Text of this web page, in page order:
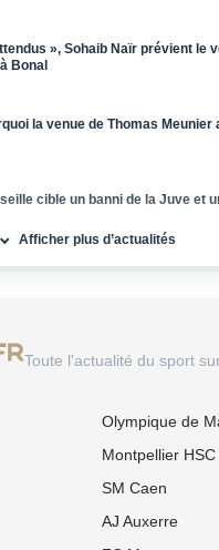
», Sohaib Naïr prévient le
Bonal
la venue de Thomas Meunier
cible un banni de la Juve et
Un ancien crack de Ligue 1 ciblé
de Terrier !
Yaremchuk veut revenir à Lyon
dit oui au RCL, la Lazio
Afficher plus d’actualités
Toute l'actualité du sport
Olympique de
Montpellier HSC
SM Caen
AJ Auxerre